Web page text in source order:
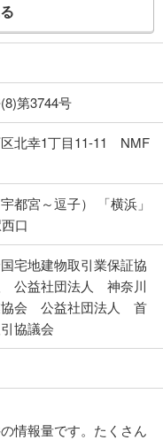
第3744号
北幸1丁目11-11 NMF
都宮～逗子） 「横浜」
口
宅地建物取引業保証協
公益社団法人 神奈川
協会 公益社団法人 首
協議会
情報量です。たくさん